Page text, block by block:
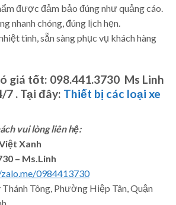
được đảm bảo đúng như quảng cáo.
nhanh chóng, đúng lịch hẹn.
tình, sẵn sàng phục vụ khách hàng
giá tốt: 098.441.3730 Ms Linh
7 . Tại đây: Thiết bị các loại xe
vui lòng liên hệ:
Xanh
– Ms.Linh
0984413730
Tông, Phường Hiệp Tân, Quận